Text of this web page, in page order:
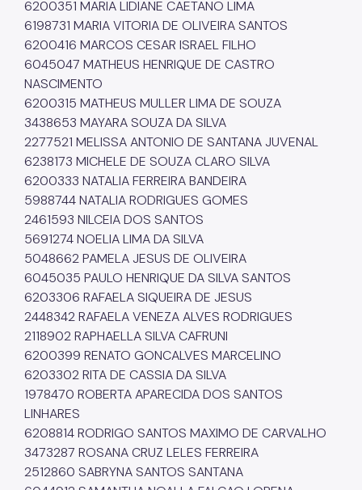
6200351 MARIA LIDIANE CAETANO LIMA
6198731 MARIA VITORIA DE OLIVEIRA SANTOS
6200416 MARCOS CESAR ISRAEL FILHO
6045047 MATHEUS HENRIQUE DE CASTRO
NASCIMENTO
6200315 MATHEUS MULLER LIMA DE SOUZA
3438653 MAYARA SOUZA DA SILVA
2277521 MELISSA ANTONIO DE SANTANA JUVENAL
6238173 MICHELE DE SOUZA CLARO SILVA
6200333 NATALIA FERREIRA BANDEIRA
5988744 NATALIA RODRIGUES GOMES
2461593 NILCEIA DOS SANTOS
5691274 NOELIA LIMA DA SILVA
5048662 PAMELA JESUS DE OLIVEIRA
6045035 PAULO HENRIQUE DA SILVA SANTOS
6203306 RAFAELA SIQUEIRA DE JESUS
2448342 RAFAELA VENEZA ALVES RODRIGUES
2118902 RAPHAELLA SILVA CAFRUNI
6200399 RENATO GONCALVES MARCELINO
6203302 RITA DE CASSIA DA SILVA
1978470 ROBERTA APARECIDA DOS SANTOS
LINHARES
6208814 RODRIGO SANTOS MAXIMO DE CARVALHO
3473287 ROSANA CRUZ LELES FERREIRA
2512860 SABRYNA SANTOS SANTANA